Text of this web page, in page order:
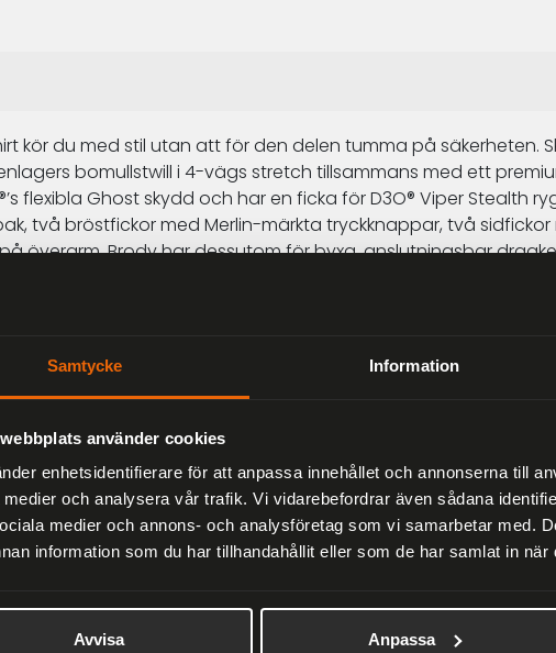
Samtycke Information
använder cookies
enhetsidentifierare för att anpassa innehållet och annonserna till
och analysera vår trafik. Vi vidarebefordrar även sådana
medier och annons- och analysföretag som vi samarbetar med.
information som du har tillhandahållit eller som de har samlat in
Avvisa Anpassa
kör du med stil utan att för den delen tumma på säkerheten.
bomullstwill i 4-vägs stretch tillsammans med ett
flexibla Ghost skydd och har en ficka för D3O® Viper Stealth
två bröstfickor med Merlin-märkta tryckknappar, två
överarm. Brody har dessutom för byxa, anslutningsbar
och dragkedjor från YKK.
Andra har även
produkter
25 % 33 %